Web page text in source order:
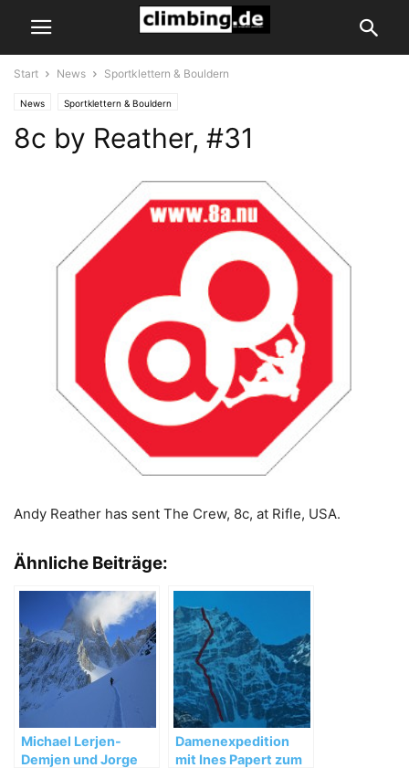
Start News Sportklettern & Bouldern
News Sportklettern & Bouldern
8c by Reather, #31
Andy Reather has sent The Crew, 8c, at Rifle, USA.
Ähnliche Beiträge:
Michael Lerjen-
Demjen und Jorge
Damenexpedition
mit Ines Papert zum